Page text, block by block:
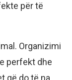
për të
Organizimi
perfekt dhe
që do të na